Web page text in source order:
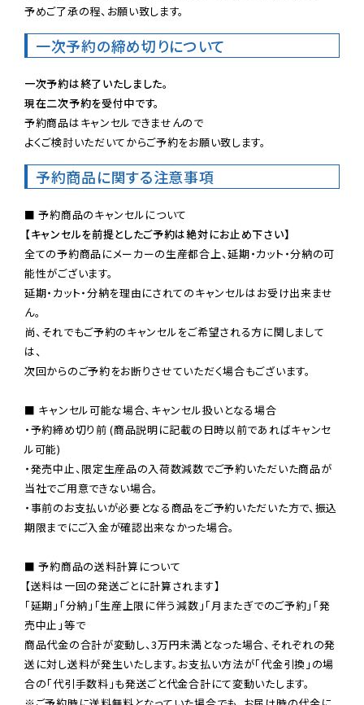
予めご了承の程、お願い致します。
一次予約の締め切りについて
一次予約は終了いたしました。
現在二次予約を受付中です。
予約商品はキャンセルできませんので
よくご検討いただいてからご予約をお願い致します。
予約商品に関する注意事項
【キャンセルを前提としたご予約は絶対にお止め下さい】
全ての予約商品にメーカーの生産都合上、延期・カット・分納の可
能性がございます。
延期・カット・分納を理由にされてのキャンセルはお受け出来ませ
ん。
尚、それでもご予約のキャンセルをご希望される方に関しまして
は、
次回からのご予約をお断りさせていただく場合もございます。
■ キャンセル可能な場合、キャンセル扱いとなる場合
・予約締め切り前 (商品説明に記載の日時以前であればキャンセ
ル可能)
・発売中止、限定生産品の入荷数減数でご予約いただいた商品が
当社でご用意できない場合。
・事前のお支払いが必要となる商品をご予約いただいた方で、振込
期限までにご入金が確認出来なかった場合。
■ 予約商品の送料計算について
【送料は一回の発送ごとに計算されます】
「延期」「分納」「生産上限に伴う減数」「月またぎでのご予約」「発
売中止」等で
商品代金の合計が変動し、3万円未満となった場合、それぞれの発
送に対し送料が発生いたします。お支払い方法が「代金引換」の場